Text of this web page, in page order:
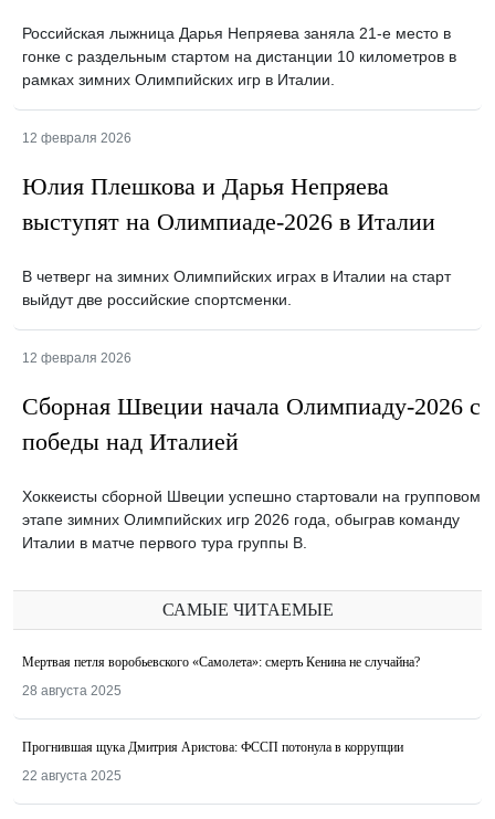
Российская лыжница Дарья Непряева заняла 21-е место в
гонке с раздельным стартом на дистанции 10 километров в
рамках зимних Олимпийских игр в Италии.
12 февраля 2026
Юлия Плешкова и Дарья Непряева
выступят на Олимпиаде-2026 в Италии
В четверг на зимних Олимпийских играх в Италии на старт
выйдут две российские спортсменки.
12 февраля 2026
Сборная Швеции начала Олимпиаду-2026 с
победы над Италией
Хоккеисты сборной Швеции успешно стартовали на групповом
этапе зимних Олимпийских игр 2026 года, обыграв команду
Италии в матче первого тура группы B.
САМЫЕ ЧИТАЕМЫЕ
Мертвая петля воробьевского «Самолета»: смерть Кенина не случайна?
28 августа 2025
Прогнившая щука Дмитрия Аристова: ФССП потонула в коррупции
22 августа 2025